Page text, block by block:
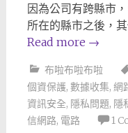
因為公司有跨縣市
所在的縣市之後，
Read more →
布啦布啦布啦
個資保護, 數據收集, 網
資訊安全, 隱私問題, 隱
信網路, 電路 1